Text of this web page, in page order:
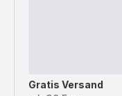
Gratis Versand